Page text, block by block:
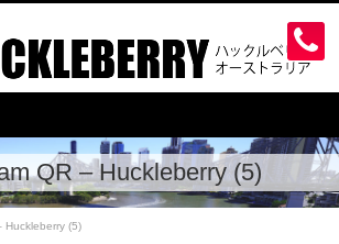
QR – Huckleberry (5)
Huckleberry (5)